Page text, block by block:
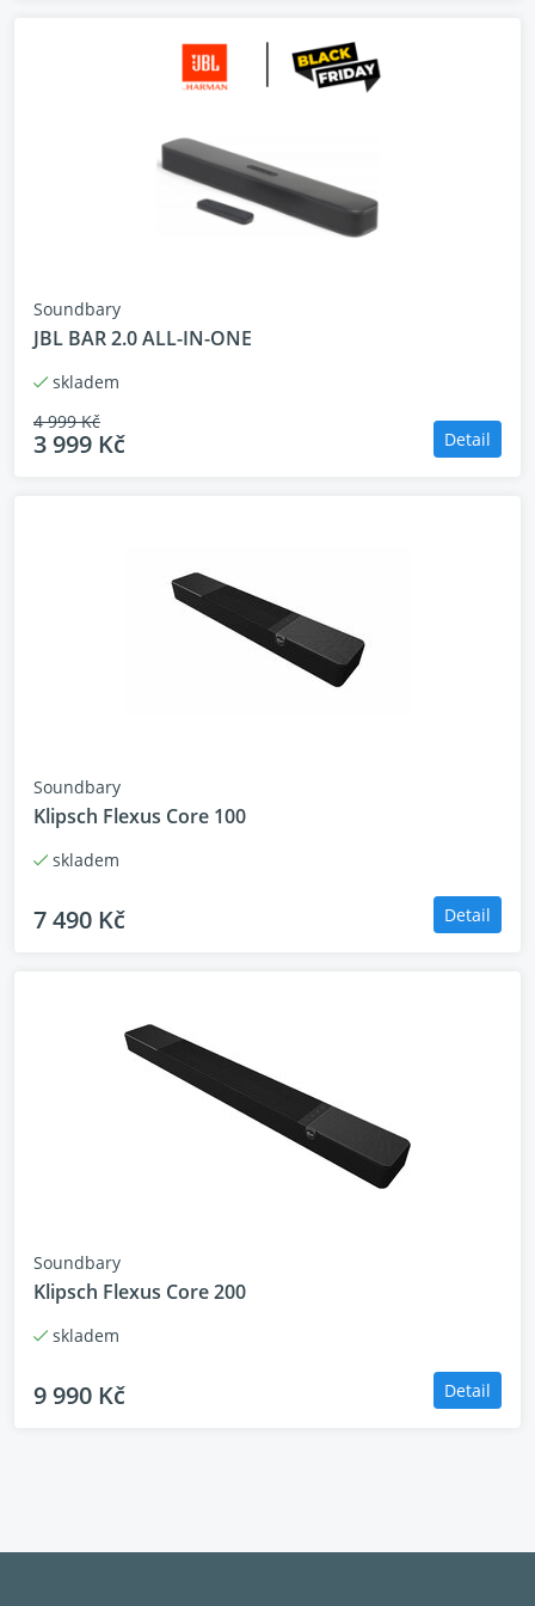
Funkce
- Ultra HD 4K Pass-through s Dolby Vision™
- Automatická kalibrace MultiBeam™
Technologie MultiBeam™ vysílá neskutečný zvuk JBL
Soundbary
JBL BAR 2.0 ALL-IN-ONE
skladem
4 999 Kč
3 999 Kč Detail
Soundbary
Klipsch Flexus Core 100
skladem
7 490 Kč Detail
Soundbary
Klipsch Flexus Core 200
skladem
9 990 Kč Detail